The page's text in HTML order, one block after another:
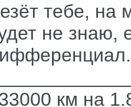
тебе, на
не знаю,
км на